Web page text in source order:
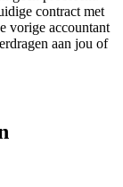
contract met
vorige accountant
aan jou of